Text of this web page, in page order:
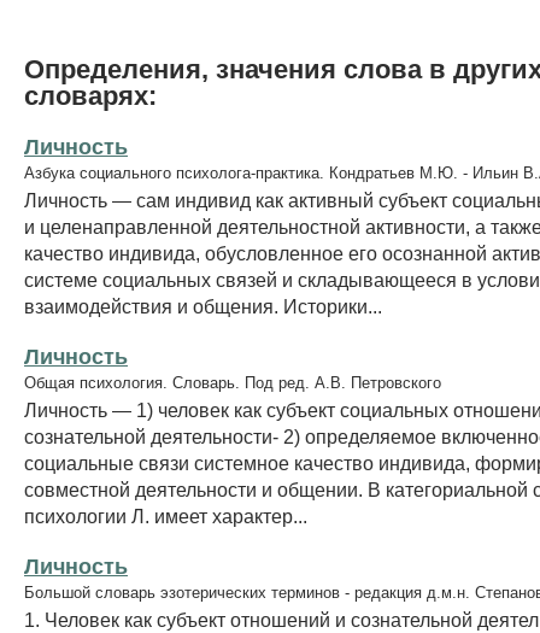
Определения, значения слова в
словарях:
Личность
Азбука социального психолога-практика. Кондратьев М.Ю. - Ильин
Личность — сам индивид как активный субъект
и целенаправленной деятельностной активности, а
качество индивида, обусловленное его осознанной
системе социальных связей и складывающееся в
взаимодействия и общения. Историки...
Личность
Общая психология. Словарь. Под ред. А.В. Петровского
Личность — 1) человек как субъект социальных
сознательной деятельности- 2) определяемое
социальные связи системное качество индивида,
совместной деятельности и общении. В категориальной
психологии Л. имеет характер...
Личность
Большой словарь эзотерических терминов - редакция д.м.н.
1. Человек как субъект отношений и сознательной